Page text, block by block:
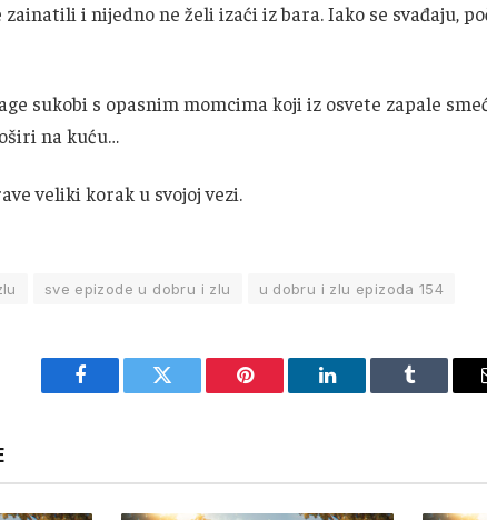
zainatili i nijedno ne želi izaći iz bara. Iako se svađaju,
sukobi s opasnim momcima koji iz osvete zapale
na kuću…
veliki korak u svojoj vezi.
sve epizode u dobru i zlu u dobru i zlu epizoda 154
Facebook Twitter Pinterest LinkedIn Tumblr